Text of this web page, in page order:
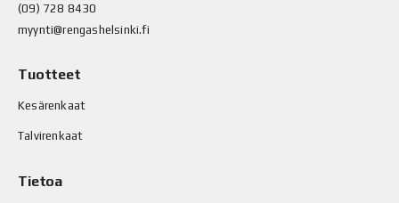
(09) 728 8430
myynti@rengashelsinki.fi
Tuotteet
Kesärenkaat
Talvirenkaat
Tietoa